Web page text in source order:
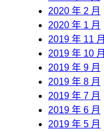
2020 年 2 月
2020 年 1 月
2019 年 11 月
2019 年 10 月
2019 年 9 月
2019 年 8 月
2019 年 7 月
2019 年 6 月
2019 年 5 月